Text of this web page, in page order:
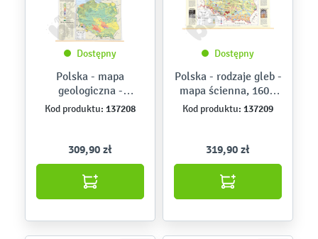
Dostępny
Polska - mapa
geologiczna -
tektonika i
stratygrafia, 160 x 120
Kod produktu: 137208
309,90 zł
Dostępny
Polska - rodzaje gleb -
mapa ścienna, 160 x
120 cm
Kod produktu: 137209
319,90 zł